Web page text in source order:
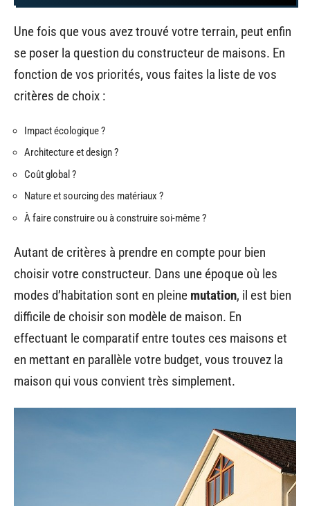
Une fois que vous avez trouvé votre terrain, peut enfin
se poser la question du constructeur de maisons. En
fonction de vos priorités, vous faites la liste de vos
critères de choix :
Impact écologique ?
Architecture et design ?
Coût global ?
Nature et sourcing des matériaux ?
À faire construire ou à construire soi-même ?
Autant de critères à prendre en compte pour bien
choisir votre constructeur. Dans une époque où les
modes d’habitation sont en pleine mutation, il est bien
difficile de choisir son modèle de maison. En
effectuant le comparatif entre toutes ces maisons et
en mettant en parallèle votre budget, vous trouvez la
maison qui vous convient très simplement.